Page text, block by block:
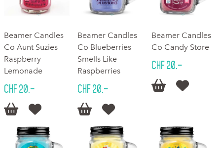
Beamer Candles
Co Aunt Suzies
Raspberry
Lemonade
CHF 20.–
 
Beamer Candles
Co Blueberries
Smells Like
Raspberries
CHF 20.–
 
Beamer Candles
Co Candy Store
CHF 20.–
 